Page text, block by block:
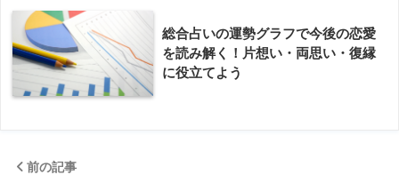
総合占いの運勢グラフで今後の恋愛
を読み解く！片想い・両思い・復縁
に役立てよう
前の記事